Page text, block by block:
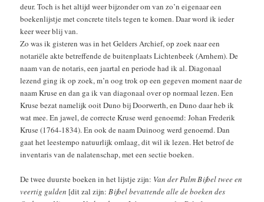
deur. Toch is het altijd weer bijzonder om van zo’n eigenaar een
boekenlijstje met concrete titels tegen te komen. Daar word ik ieder
keer weer blij van.
Zo was ik gisteren was in het Gelders Archief, op zoek naar een
notariële akte betreffende de buitenplaats Lichtenbeek (Arnhem). De
naam van de notaris, een jaartal en periode had ik al. Diagonaal
lezend ging ik op zoek, m’n oog trok op een gegeven moment naar de
naam Kruse en dan ga ik van diagonaal over op normaal lezen. Een
Kruse bezat namelijk ooit Duno bij Doorwerth, en Duno daar heb ik
wat mee. En jawel, de correcte Kruse werd genoemd: Johan Frederik
Kruse (1764-1834). En ook de naam Duinoog werd genoemd. Dan
gaat het leestempo natuurlijk omlaag, dit wil ik lezen. Het betrof de
inventaris van de nalatenschap, met een sectie boeken.
De twee duurste boeken in het lijstje zijn: Van der Palm Bijbel twee en
veertig gulden [dit zal zijn:Bijbel bevattende alle de boeken des